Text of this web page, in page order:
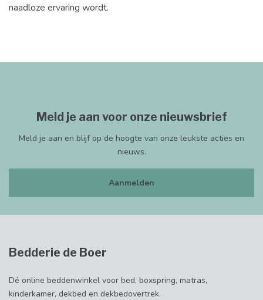
naadloze ervaring wordt.
Meld je aan voor onze nieuwsbrief
Meld je aan en blijf op de hoogte van onze leukste acties en
nieuws.
Aanmelden
Bedderie de Boer
Dé online beddenwinkel voor bed, boxspring, matras,
kinderkamer, dekbed en dekbedovertrek.